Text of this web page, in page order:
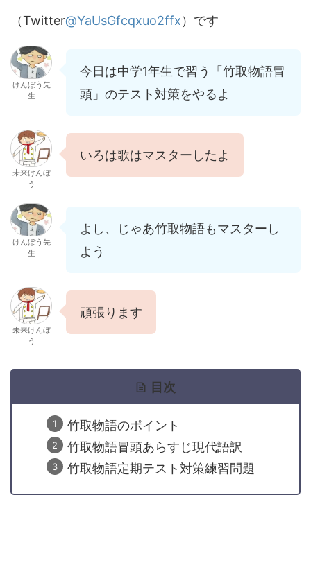
（Twitter@YaUsGfcqxuo2ffx）です
けんぼう先
生
今日は中学1年生で習う「竹取物語冒
頭」のテスト対策をやるよ
未来けんぼ
う
いろは歌はマスターしたよ
けんぼう先
生
よし、じゃあ竹取物語もマスターし
よう
未来けんぼ
う
頑張ります
目次
竹取物語のポイント
竹取物語冒頭あらすじ現代語訳
竹取物語定期テスト対策練習問題